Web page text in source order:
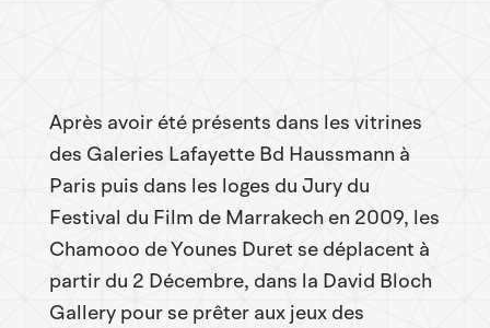
Après avoir été présents dans les vitrines
des Galeries Lafayette Bd Haussmann à
Paris puis dans les loges du Jury du
Festival du Film de Marrakech en 2009, les
Chamooo de Younes Duret se déplacent à
partir du 2 Décembre, dans la David Bloch
Gallery pour se prêter aux jeux des